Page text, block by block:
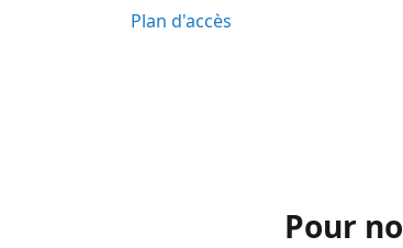
Plan d'accès
Pour